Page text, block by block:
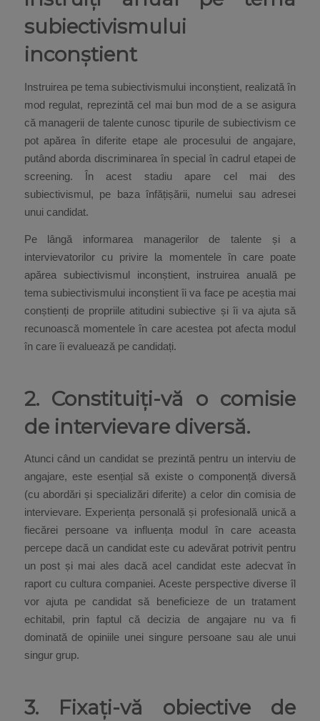
subiectivismului
inconștient
Instruirea pe tema subiectivismului inconștient, realizată în
mod regulat, reprezintă cel mai bun mod de a se asigura
că managerii de talente cunosc tipurile de subiectivism ce
pot apărea în diferite etape ale procesului de angajare,
putând aborda discriminarea în special în cadrul etapei de
screening. În acest stadiu apare cel mai des
subiectivismul, pe baza înfățișării, numelui sau adresei
unui candidat.
Pe lângă informarea managerilor de talente și a
intervievatorilor cu privire la momentele în care poate
apărea subiectivismul inconștient, instruirea anuală pe
tema subiectivismului inconștient îi va face pe aceștia mai
conștienți de propriile atitudini subiective și îi va ajuta să
recunoască momentele în care acestea pot afecta modul
în care îi evaluează pe candidați.
2. Constituiți-vă o comisie
de intervievare diversă.
Atunci când un candidat se prezintă pentru un interviu de
angajare, este esențial să existe o componență diversă
(cu abordări și specializări diferite) a celor din comisia de
intervievare. Experiența personală și profesională unică a
fiecărei persoane va influența modul în care aceasta
percepe dacă un candidat este cu adevărat potrivit pentru
un post și mai ales dacă acel candidat este adecvat în
raport cu cultura companiei. Aceste perspective diverse îl
vor ajuta pe candidat să beneficieze de un tratament
echitabil, prin faptul că decizia de angajare nu va fi
dominată de opiniile unei singure persoane sau ale unui
singur grup.
3. Fixați-vă obiective de